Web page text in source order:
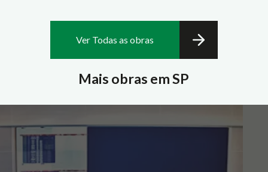
Mais obras em SP
Ver Todas as obras